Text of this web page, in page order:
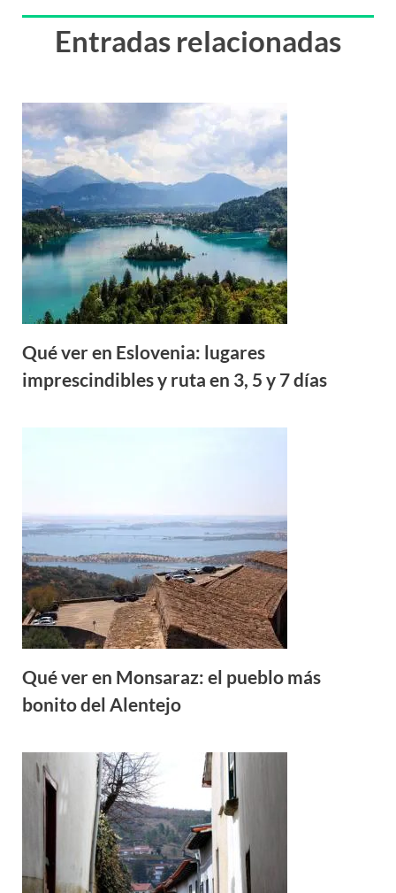
Entradas relacionadas
Qué ver en Eslovenia: lugares
imprescindibles y ruta en 3, 5 y 7 días
Qué ver en Monsaraz: el pueblo más
bonito del Alentejo